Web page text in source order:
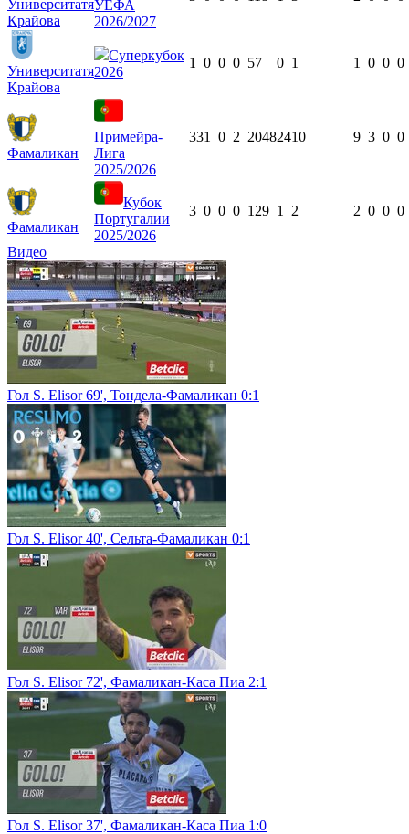
Университатя
Крайова
УЕФА
2026/2027
Университатя
Крайова
Суперкубок
2026
1 0 0 0 57 0 1 1 0 0 0
Фамаликан
Примейра-
Лига
2025/2026
331 0 2 20482410 9 3 0 0
Фамаликан
Кубок
Португалии
2025/2026
3 0 0 0 129 1 2 2 0 0 0
Видео
Гол S. Elisor 69', Тондела-Фамаликан 0:1
Гол S. Elisor 40', Сельта-Фамаликан 0:1
Гол S. Elisor 72', Фамаликан-Каса Пиа 2:1
Гол S. Elisor 37', Фамаликан-Каса Пиа 1:0